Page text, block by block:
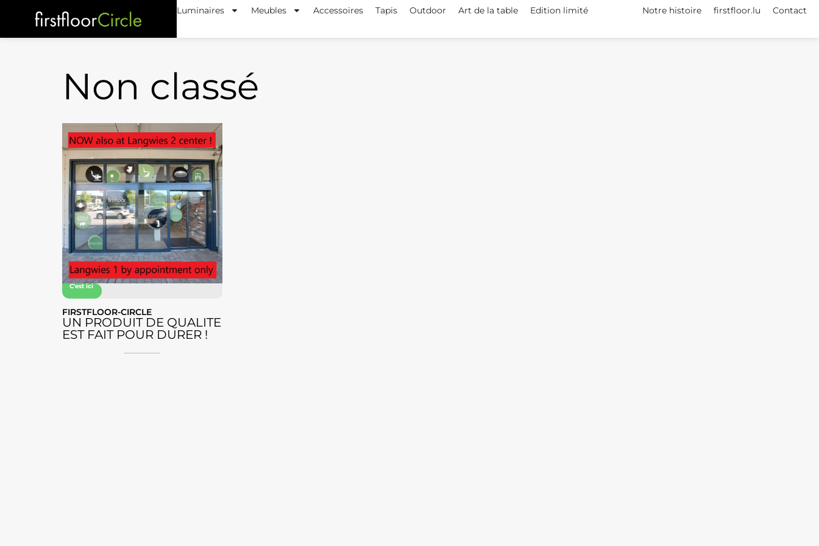
Luminaires Meubles Accessoires Tapis Outdoor Art de la table Edition limité Notre histoire firstfloor.lu Contact
Non classé
C'est ici
FIRSTFLOOR-CIRCLE
UN PRODUIT DE QUALITE
EST FAIT POUR DURER !